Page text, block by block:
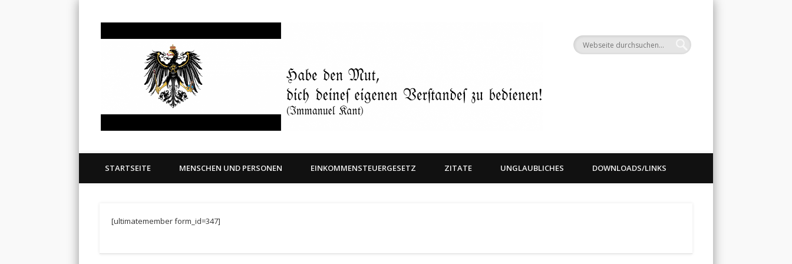
Weiterdenker
Informationen zum System
STARTSEITE MENSCHEN UND PERSONEN EINKOMMENSTEUERGESETZ ZITATE UNGLAUBLICHES DOWNLOADS/LINKS
[ultimatemember form_id=347]